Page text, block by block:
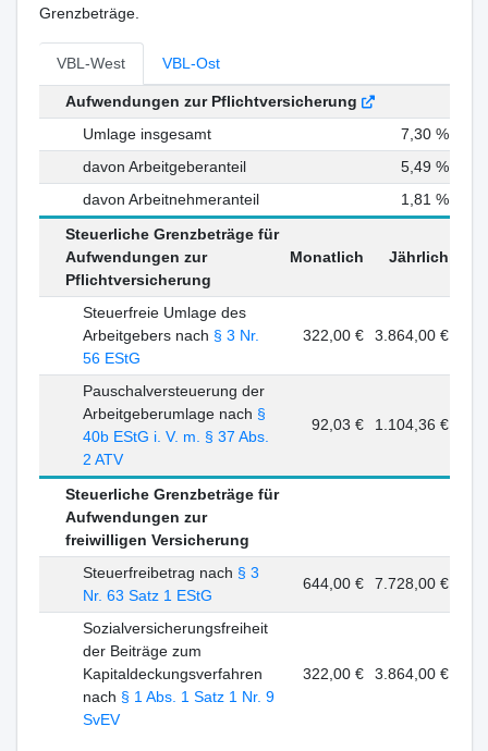
Grenzbeträge.
VBL-West VBL-Ost
Aufwendungen zur Pflichtversicherung
Umlage insgesamt
7,30 %
davon Arbeitgeberanteil
5,49 %
davon Arbeitnehmeranteil
1,81 %
Steuerliche Grenzbeträge für
Aufwendungen zur
Pflichtversicherung
Monatlich Jährlich
Steuerfreie Umlage des
Arbeitgebers nach § 3 Nr.
56 EStG
322,00 € 3.864,00 €
Pauschalversteuerung der
Arbeitgeberumlage nach §
40b EStG i. V. m. § 37 Abs.
2 ATV
92,03 € 1.104,36 €
Steuerliche Grenzbeträge für
Aufwendungen zur
freiwilligen Versicherung
Steuerfreibetrag nach § 3
Nr. 63 Satz 1 EStG
644,00 € 7.728,00 €
Sozialversicherungsfreiheit
der Beiträge zum
Kapitaldeckungsverfahren
nach § 1 Abs. 1 Satz 1 Nr. 9
SvEV
322,00 € 3.864,00 €